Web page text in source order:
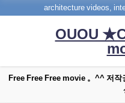
architecture videos,
OUOU
Free Free Free movie 。^^ 저작